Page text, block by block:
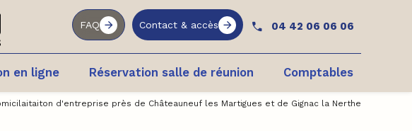
FAQ Contact & accès 04 42 06 06 06
en ligne Réservation salle de réunion Comptables
d'entreprise près de Châteauneuf les Martigues et de Gignac la Nerthe